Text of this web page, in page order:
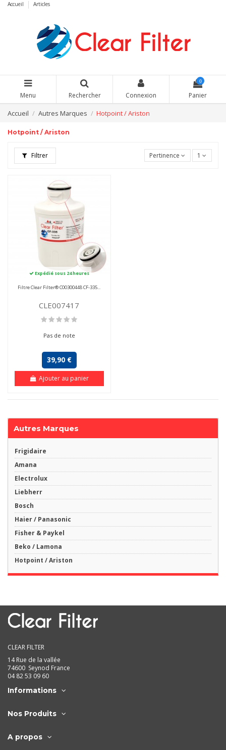
Accueil Articles
Menu Rechercher Connexion
0
Panier
Accueil Autres Marques Hotpoint / Ariston
Hotpoint / Ariston
Filtrer Pertinence 1
Expédié sous 24 heures
Filtre Clear Filter® C00300448 CF-335...
CLE007417
Pas de note
39,90 €
Ajouter au panier
Autres Marques
Frigidaire
Amana
Electrolux
Liebherr
Bosch
Haier / Panasonic
Fisher & Paykel
Beko / Lamona
Hotpoint / Ariston
CLEAR FILTER
14 Rue de la vallée
74600 Seynod France
04 82 53 09 60
Informations
Nos Produits
A propos